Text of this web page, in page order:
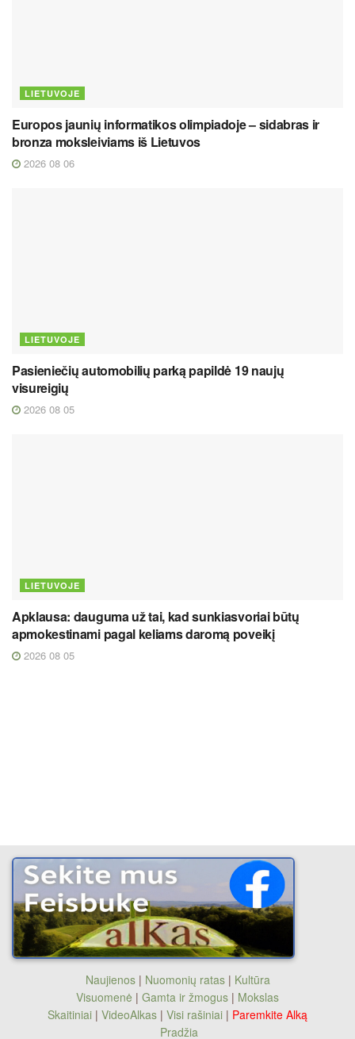
LIETUVOJE
Europos jaunių informatikos olimpiadoje – sidabras ir
bronza moksleiviams iš Lietuvos
2026 08 06
LIETUVOJE
Pasieniečių automobilių parką papildė 19 naujų
visureigių
2026 08 05
LIETUVOJE
Apklausa: dauguma už tai, kad sunkiasvoriai būtų
apmokestinami pagal keliams daromą poveikį
2026 08 05
Naujienos| Nuomonių ratas| Kultūra
Visuomenė | Gamta ir žmogus | Mokslas
Skaitiniai | VideoAlkas | Visi rašiniai | Paremkite Alką
Pradžia